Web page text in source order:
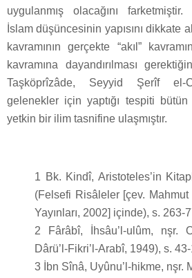
uygulanmış olacağını
İslam düşüncesinin yapısını dikkate
kavramının gerçekte “akıl”
kavramına dayandırılması
Taşköprîzâde, Seyyid Şerîf el-
gelenekler için yaptığı tespiti
yetkin bir ilim tasnifine ulaşmıştır.
1 Bk. Kindî, Aristoteles’in
(Felsefi Risâleler [çev.
Yayınları, 2002] içinde), s. 263-
2 Fârâbî, İhsâu’l-ulûm, nşr.
Dârü’l-Fikri’l-Arabî, 1949), s.
3 İbn Sînâ, Uyûnu’l-hikme, nşr.